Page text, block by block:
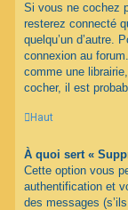
Si vous ne cochez
resterez connecté
quelqu’un d’autre.
connexion au
comme une
cocher, il est
Haut
À quoi sert «
Cette option vous
authentification et
des messages